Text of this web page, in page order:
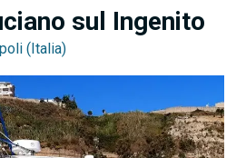
sul Ingenito
(Italia)